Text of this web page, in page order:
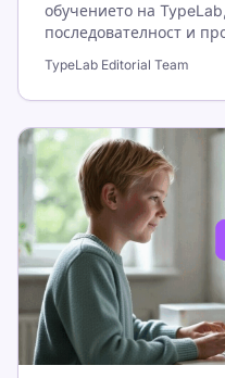
обучението на
последователност и
приоритети за
TypeLab Editorial Team